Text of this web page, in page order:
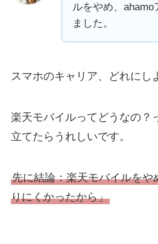
ルをやめ、ahamo
ました。
スマホのキャリア、どれにし
楽天モバイルってどうなの？
立てたらうれしいです。
先に結論：楽天モバイルをや
りにくかったから」